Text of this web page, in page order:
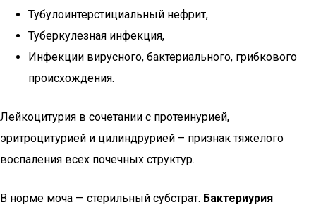
Тубулоинтерстициальный нефрит,
Туберкулезная инфекция,
Инфекции вирусного, бактериального, грибкового
происхождения.
Лейкоцитурия в сочетании с протеинурией,
эритроцитурией и цилиндрурией – признак тяжелого
воспаления всех почечных структур.
В норме моча — стерильный субстрат. Бактериурия